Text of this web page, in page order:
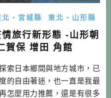
北・宮城縣 東北・山形縣
旅行新形態 -山形朝
賀保 增田 角館
索日本鄉間與地方城市，已
的自由著迷，也一直是我最
怎麼用力推薦，還是有很多